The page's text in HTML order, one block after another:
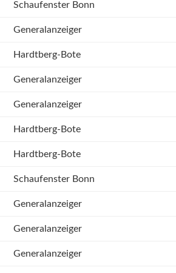
Schaufenster Bonn
Generalanzeiger
Hardtberg-Bote
Generalanzeiger
Generalanzeiger
Hardtberg-Bote
Hardtberg-Bote
Schaufenster Bonn
Generalanzeiger
Generalanzeiger
Generalanzeiger